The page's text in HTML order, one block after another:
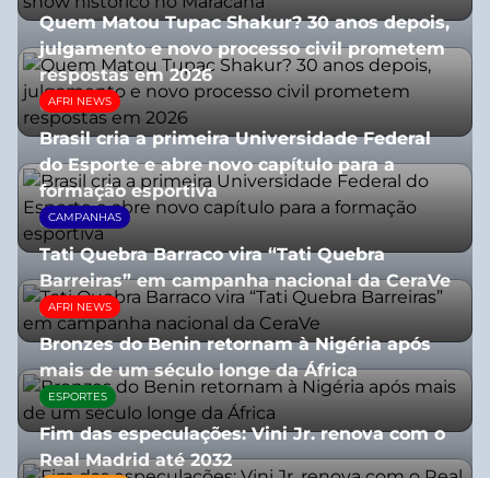
Quem Matou Tupac Shakur? 30 anos depois,
julgamento e novo processo civil prometem
respostas em 2026
05/08/2026
AFRI NEWS
Brasil cria a primeira Universidade Federal
do Esporte e abre novo capítulo para a
formação esportiva
08/07/2026
CAMPANHAS
Tati Quebra Barraco vira “Tati Quebra
Barreiras” em campanha nacional da CeraVe
08/07/2026
AFRI NEWS
Bronzes do Benin retornam à Nigéria após
mais de um século longe da África
08/07/2026
ESPORTES
Fim das especulações: Vini Jr. renova com o
Real Madrid até 2032